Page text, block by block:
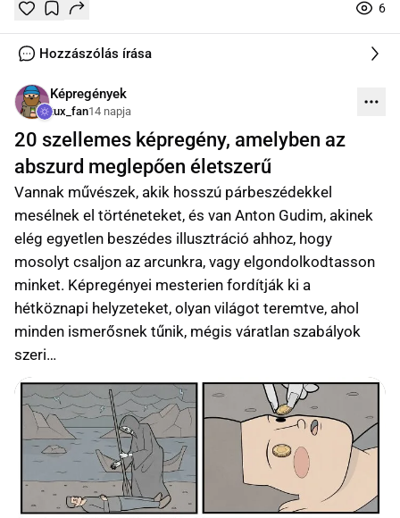
TetszikMentés
0
6
0 online
Hozzászólás írása
Képregények
tux_fan14 napja
20 szellemes képregény, amelyben az
abszurd meglepően életszerű
Vannak művészek, akik hosszú párbeszédekkel
mesélnek el történeteket, és van Anton Gudim, akinek
elég egyetlen beszédes illusztráció ahhoz, hogy
mosolyt csaljon az arcunkra, vagy elgondolkodtasson
minket. Képregényei mesterien fordítják ki a
hétköznapi helyzeteket, olyan világot teremtve, ahol
minden ismerősnek tűnik, mégis váratlan szabályok
szeri…